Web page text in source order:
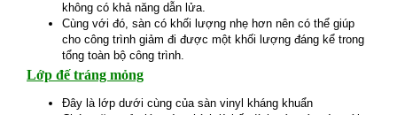
không có khả năng dẫn lửa.
Cùng với đó, sàn có khối lượng nhẹ hơn nên có thể giúp
cho công trình giảm đi được một khối lượng đáng kể trong
tổng toàn bộ công trình.
Lớp đế tráng mỏng
Đây là lớp dưới cùng của sàn vinyl kháng khuẩn